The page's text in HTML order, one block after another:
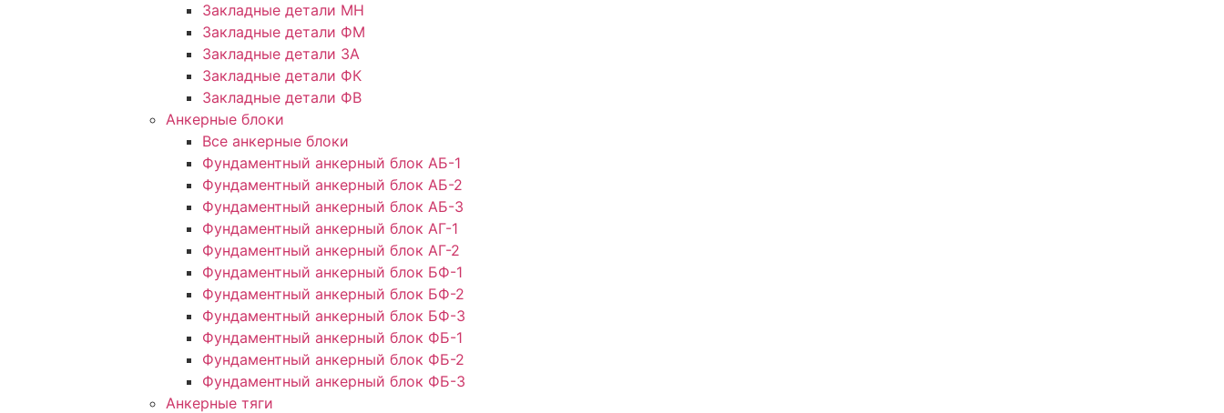
Закладные детали МН
Закладные детали ФМ
Закладные детали ЗА
Закладные детали ФК
Закладные детали ФВ
Анкерные блоки
Все анкерные блоки
Фундаментный анкерный блок АБ-1
Фундаментный анкерный блок АБ-2
Фундаментный анкерный блок АБ-3
Фундаментный анкерный блок АГ-1
Фундаментный анкерный блок АГ-2
Фундаментный анкерный блок БФ-1
Фундаментный анкерный блок БФ-2
Фундаментный анкерный блок БФ-3
Фундаментный анкерный блок ФБ-1
Фундаментный анкерный блок ФБ-2
Фундаментный анкерный блок ФБ-3
Анкерные тяги